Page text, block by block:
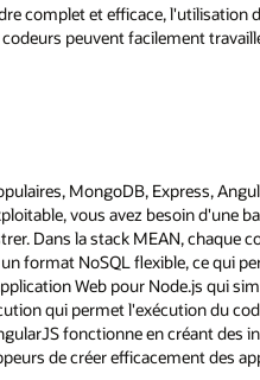
complet et efficace, l'utilisation
peuvent facilement
MongoDB, Express,
vous avez besoin d'une
Dans la stack MEAN, chaque
format NoSQL flexible, ce qui
Web pour Node.js qui
qui permet l'exécution du
fonctionne en créant des
de créer efficacement des